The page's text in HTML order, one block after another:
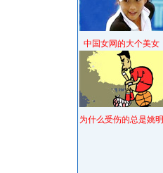
中国女网的大个美女
为什么受伤的总是姚明